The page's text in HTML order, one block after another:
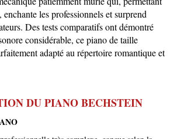
les professionnels et surprend
Des tests comparatifs ont démontré
considérable, ce piano de taille
adapté au répertoire romantique et
DU PIANO BECHSTEIN